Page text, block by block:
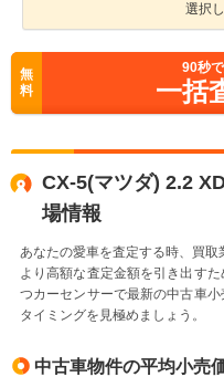
選択
無
料
90秒
一括
CX-5(マツダ) 2.2
場情報
あなたの愛車を査定する時、買取
より高額な査定金額を引き出す
つカーセンサーで最新の中古車
タイミングを見極めましょう。
中古車物件の平均小売